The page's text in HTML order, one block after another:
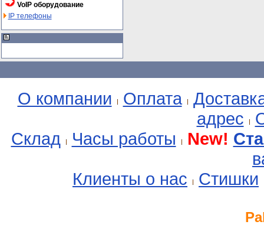
VoIP оборудование
IP телефоны
О компании Оплата
адрес
Склад
Часы работы New!
Клиенты о нас
Стишки